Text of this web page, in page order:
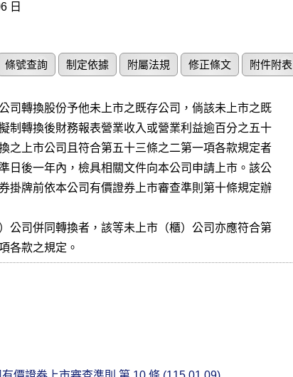
日
條號查詢 制定依據 附屬法規 修正條文 附件附表
司轉換股份予他未上市之既存公司，倘該未上市之既
制轉換後財務報表營業收入或營業利益逾百分之五十
之上市公司且符合第五十三條之二第一項各款規定者
日後一年內，檢具相關文件向本公司申請上市。該公
掛牌前依本公司有價證券上市審查準則第十條規定辦
公司併同轉換者，該等未上市（櫃）公司亦應符合第
各款之規定。